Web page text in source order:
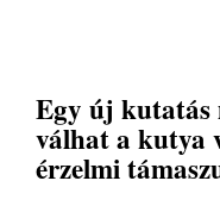
Egy új
válhat a kutya
érzelmi